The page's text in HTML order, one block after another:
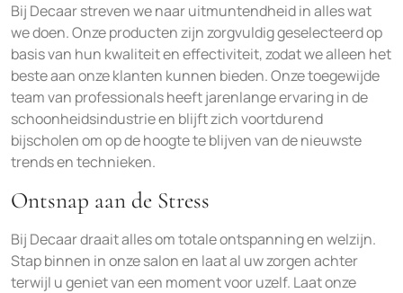
Bij Decaar streven we naar uitmuntendheid in alles wat
we doen. Onze producten zijn zorgvuldig geselecteerd op
basis van hun kwaliteit en effectiviteit, zodat we alleen het
beste aan onze klanten kunnen bieden. Onze toegewijde
team van professionals heeft jarenlange ervaring in de
schoonheidsindustrie en blijft zich voortdurend
bijscholen om op de hoogte te blijven van de nieuwste
trends en technieken.
Ontsnap aan de Stress
Bij Decaar draait alles om totale ontspanning en welzijn.
Stap binnen in onze salon en laat al uw zorgen achter
terwijl u geniet van een moment voor uzelf. Laat onze